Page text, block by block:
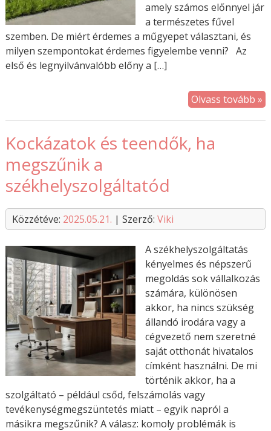
amely számos előnnyel jár
a természetes fűvel
szemben. De miért érdemes a műgyepet választani, és
milyen szempontokat érdemes figyelembe venni? Az
első és legnyilvánvalóbb előny a […]
Olvass tovább »
Kockázatok és teendők, ha
megszűnik a
székhelyszolgáltatód
Közzétéve: 2025.05.21. | Szerző: Viki
A székhelyszolgáltatás
kényelmes és népszerű
megoldás sok vállalkozás
számára, különösen
akkor, ha nincs szükség
állandó irodára vagy a
cégvezető nem szeretné
saját otthonát hivatalos
címként használni. De mi
történik akkor, ha a
szolgáltató – például csőd, felszámolás vagy
tevékenységmegszüntetés miatt – egyik napról a
másikra megszűnik? A válasz: komoly problémák is